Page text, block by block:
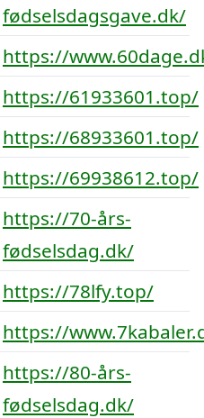
fødselsdagsgave.dk/
https://
https://61933601.top/
https://68933601.top/
https://69938612.top/
https://70-års-
fødselsdag.dk/
https://78lfy.top/
https://
https://80-års-
fødselsdag.dk/